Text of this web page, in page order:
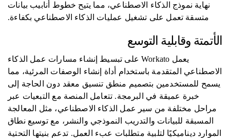
نهاية نموذج الذكاء الاصطناعي، مما يتيح خطوط أنابيب بيانات
متسقة تعمل على تشغيل عمليات الذكاء الاصطناعي بكفاءة.
الأتمتة وقابلية التوسع
يعمل Workato على تبسيط إنشاء مسارات عمل الذكاء
الاصطناعي المتقدمة باستخدام أداة إنشاء الوصفات المرئية، مما
يسمح للمستخدمين بتصميم منطق تنسيق معقد دون الحاجة إلى
خبرة عميقة في البرمجة. تتعامل المنصة مع التبعيات عبر
مراحل مختلفة من سير عمل الذكاء الاصطناعي، مثل المعالجة
المسبقة للبيانات والتدريب النموذجي والنشر، مع توسيع نطاق
الموارد ديناميكيًا لتلبية متطلبات عبء العمل. تدعم بنيتها التحتية